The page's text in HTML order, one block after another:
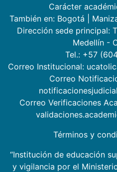
Carácter
También en: Bogotá
Dirección sede principal:
Medellín -
Tel.: +57
Correo Institucional:
Correo
Correo Verificaciones
Términos y
“Institución de educación
y vigilancia por el